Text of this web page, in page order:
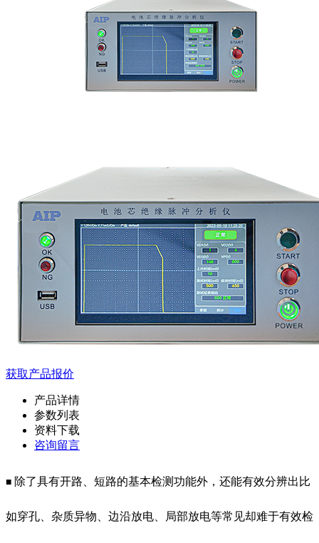
获取产品报价
产品详情
参数列表
资料下载
咨询留言
■ 除了具有开路、短路的基本检测功能外，还能有效分辨出比
如穿孔、杂质异物、边沿放电、局部放电等常见却难于有效检